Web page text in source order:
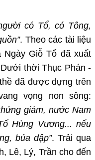
có Tổ, có Tông,
. Theo các tài liệu
Giỗ Tổ đã xuất
thời Thục Phán -
đã được dựng trên
vọng non sông:
giám, nước Nam
Hùng Vương... nếu
búa dập”. Trải qua
Lê, Lý, Trần cho đến